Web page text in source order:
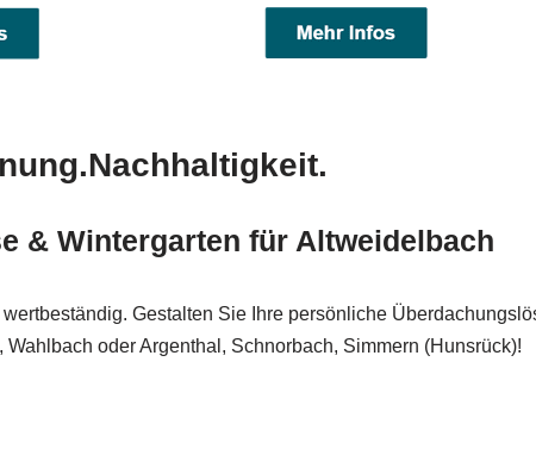
& Wintergarten für Altweidelbach
Gestalten Sie Ihre persönliche
oder Argenthal, Schnorbach, Simmern (Hunsrück)!